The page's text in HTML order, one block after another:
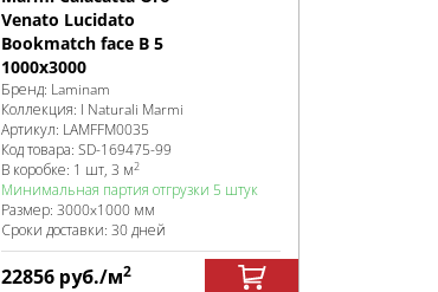
Venato Lucidato
Bookmatch face B 5
1000x3000
Бренд: Laminam
Коллекция: I Naturali Marmi
Артикул: LAMFFM0035
Код товара: SD-169475-99
В коробке: 1 шт, 3 м2
Минимальная партия отгрузки 5 штук
Размер: 3000x1000 мм
Сроки доставки: 30 дней
22856 руб./м2